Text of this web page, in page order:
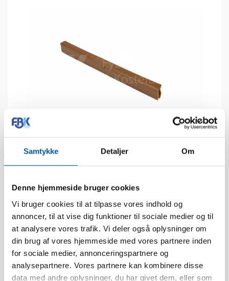
Samtykke Detaljer Om
Denne hjemmeside bruger cookies
Vi bruger cookies til at tilpasse vores indhold og
annoncer, til at vise dig funktioner til sociale medier og til
at analysere vores trafik. Vi deler også oplysninger om
din brug af vores hjemmeside med vores partnere inden
for sociale medier, annonceringspartnere og
analysepartnere. Vores partnere kan kombinere disse
data med andre oplysninger, du har givet dem, eller som
Varmebestandigt til:
120 °C
Stk. pr. karton:
20 Stk.
Kassemål:
46 x 25 x 11
EAN stk.:
5704161535672
EAN kasse:
5704161135674